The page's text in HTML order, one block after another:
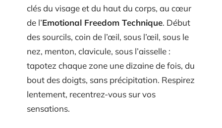
clés du visage et du haut du corps, au cœur
de l’Emotional Freedom Technique. Début
des sourcils, coin de l’œil, sous l’œil, sous le
nez, menton, clavicule, sous l’aisselle :
tapotez chaque zone une dizaine de fois, du
bout des doigts, sans précipitation. Respirez
lentement, recentrez-vous sur vos
sensations.